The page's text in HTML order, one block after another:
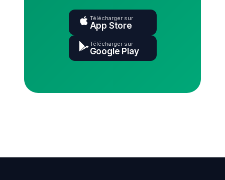
Télécharger sur
App Store
Télécharger sur
Google Play